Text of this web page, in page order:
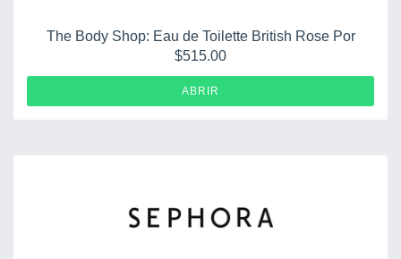
The Body Shop: Eau de Toilette British Rose Por
$515.00
ABRIR